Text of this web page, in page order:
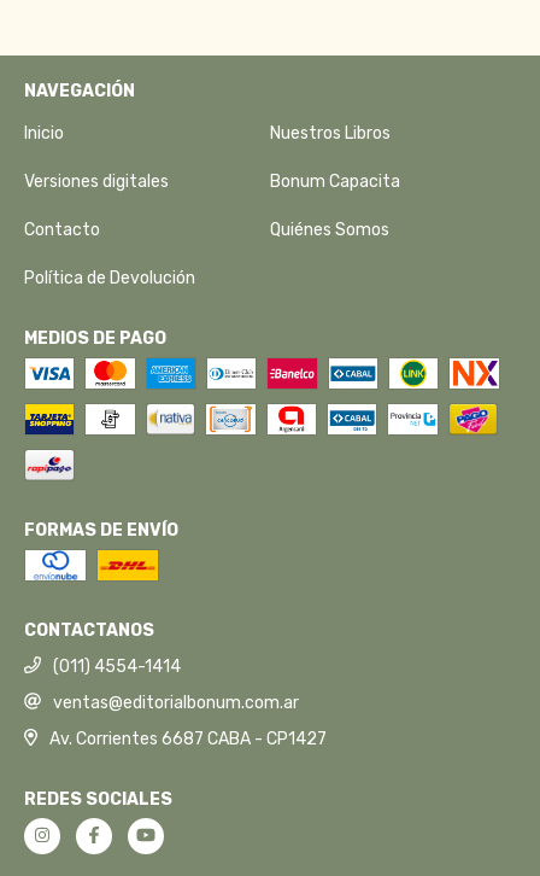
NAVEGACIÓN
Inicio Nuestros Libros
Versiones digitales Bonum Capacita
Contacto Quiénes Somos
Política de Devolución
MEDIOS DE PAGO
FORMAS DE ENVÍO
CONTACTANOS
(011) 4554-1414
ventas@editorialbonum.com.ar
Av. Corrientes 6687 CABA - CP1427
REDES SOCIALES